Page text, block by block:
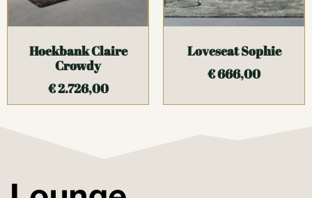
Hoekbank Claire
Crowdy
€2.726,00
Loveseat Sophie
€666,00